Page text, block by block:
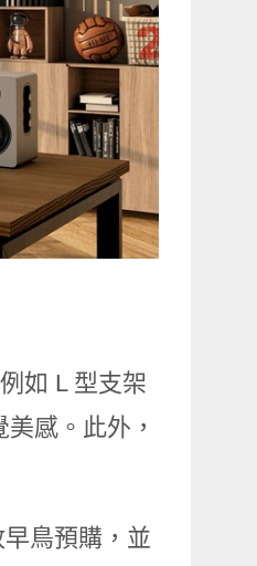
如 L 型支架
感。此外，
鳥預購，並